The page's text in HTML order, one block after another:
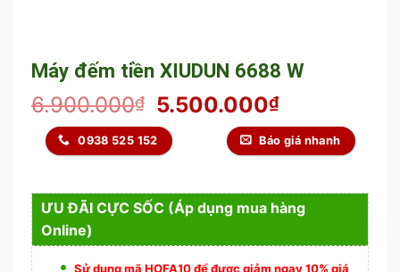
Máy đếm tiền XIUDUN 6688 W
6.900.000₫ 5.500.000₫
0938 525 152 Báo giá nhanh
ƯU ĐÃI CỰC SỐC (Áp dụng mua hàng
Online)
Sử dụng mã HOFA10 để được giảm ngay 10% giá